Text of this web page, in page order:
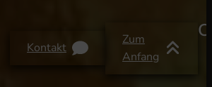
Kontakt
Zum
Anfang